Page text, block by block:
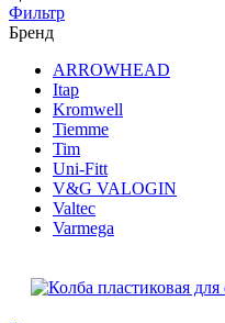
Фильтр
Бренд
ARROWHEAD
Itap
Kromwell
Tiemme
Tim
Uni-Fitt
V&G VALOGIN
Valtec
Varmega